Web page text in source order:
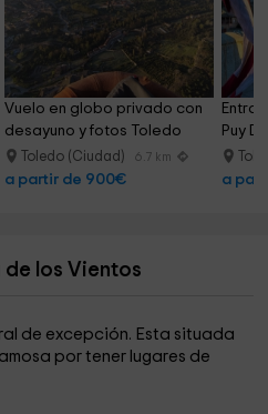
Vuelo en globo privado con
desayuno y fotos Toledo
Toledo (Ciudad) 6.7 km
a partir de 900€
Puy
a
de los Vientos
de excepción. Esta situada
por tener lugares de